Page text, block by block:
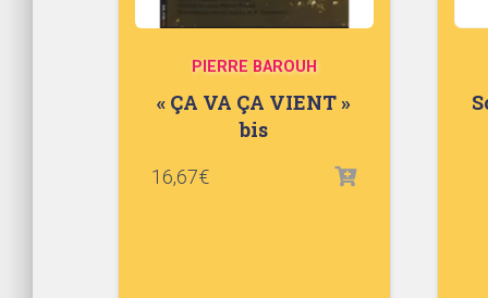
PIERRE BAROUH
« ÇA VA ÇA VIENT »
bis
16,67€